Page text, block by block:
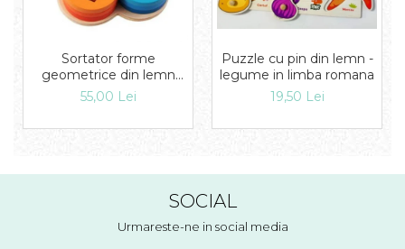
Sortator forme
geometrice din lemn
Floare
55,00 Lei
Puzzle cu pin din lemn -
legume in limba romana
19,50 Lei
SOCIAL
Urmareste-ne in social media